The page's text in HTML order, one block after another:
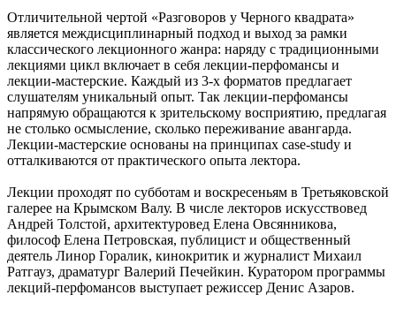
Отличительной чертой «Разговоров у Черного квадрата»
является междисциплинарный подход и выход за рамки
классического лекционного жанра: наряду с традиционными
лекциями цикл включает в себя лекции-перфомансы и
лекции-мастерские. Каждый из 3-х форматов предлагает
слушателям уникальный опыт. Так лекции-перфомансы
напрямую обращаются к зрительскому восприятию, предлагая
не столько осмысление, сколько переживание авангарда.
Лекции-мастерские основаны на принципах case-study и
отталкиваются от практического опыта лектора.
Лекции проходят по субботам и воскресеньям в Третьяковской
галерее на Крымском Валу. В числе лекторов искусствовед
Андрей Толстой, архитектуровед Елена Овсянникова,
философ Елена Петровская, публицист и общественный
деятель Линор Горалик, кинокритик и журналист Михаил
Ратгауз, драматург Валерий Печейкин. Куратором программы
лекций-перфомансов выступает режиссер Денис Азаров.